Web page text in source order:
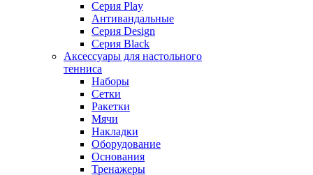
Серия Play
Антивандальные
Серия Design
Серия Black
Аксессуары для настольного
тенниса
Наборы
Сетки
Ракетки
Мячи
Накладки
Оборудование
Основания
Тренажеры